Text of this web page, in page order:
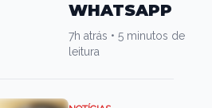
WHATSAPP
7h atrás • 5 minutos de
leitura